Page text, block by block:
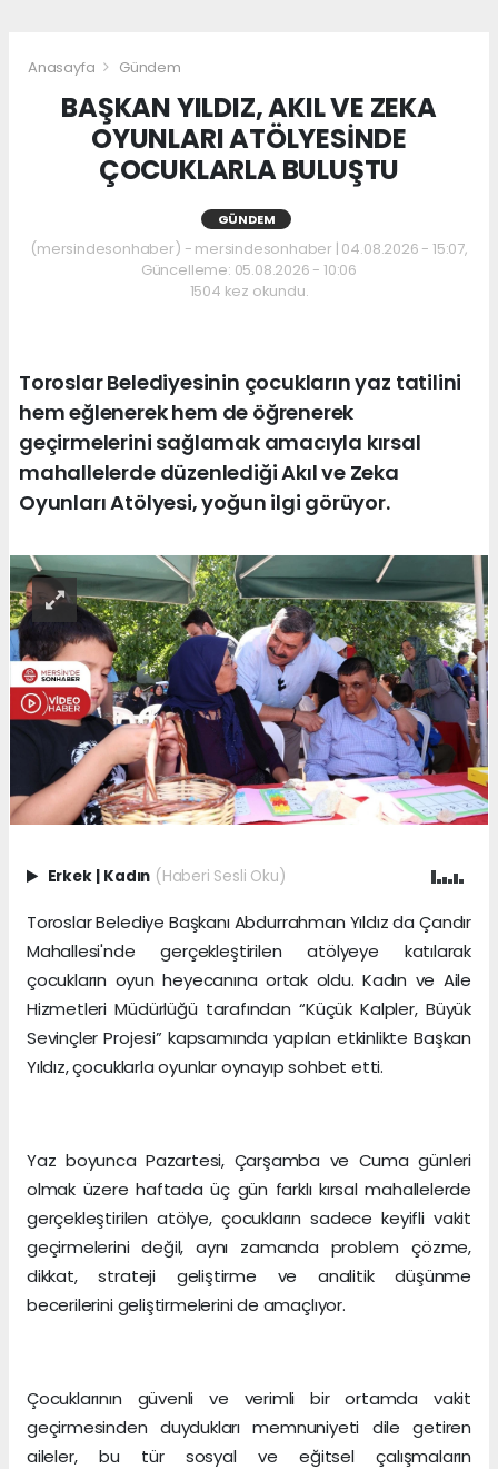
Anasayfa Gündem
BAŞKAN YILDIZ, AKIL VE ZEKA
OYUNLARI ATÖLYESİNDE
ÇOCUKLARLA BULUŞTU
GÜNDEM
(mersindesonhaber) - mersindesonhaber | 04.08.2026 - 15:07,
Güncelleme: 05.08.2026 - 10:06
1504 kez okundu.
Toroslar Belediyesinin çocukların yaz tatilini
hem eğlenerek hem de öğrenerek
geçirmelerini sağlamak amacıyla kırsal
mahallelerde düzenlediği Akıl ve Zeka
Oyunları Atölyesi, yoğun ilgi görüyor.
Erkek | Kadın (Haberi Sesli Oku)
Toroslar Belediye Başkanı Abdurrahman Yıldız da Çandır
Mahallesi'nde gerçekleştirilen atölyeye katılarak
çocukların oyun heyecanına ortak oldu. Kadın ve Aile
Hizmetleri Müdürlüğü tarafından “Küçük Kalpler, Büyük
Sevinçler Projesi” kapsamında yapılan etkinlikte Başkan
Yıldız, çocuklarla oyunlar oynayıp sohbet etti.
Yaz boyunca Pazartesi, Çarşamba ve Cuma günleri
olmak üzere haftada üç gün farklı kırsal mahallelerde
gerçekleştirilen atölye, çocukların sadece keyifli vakit
geçirmelerini değil, aynı zamanda problem çözme,
dikkat, strateji geliştirme ve analitik düşünme
becerilerini geliştirmelerini de amaçlıyor.
Çocuklarının güvenli ve verimli bir ortamda vakit
geçirmesinden duydukları memnuniyeti dile getiren
aileler, bu tür sosyal ve eğitsel çalışmaların